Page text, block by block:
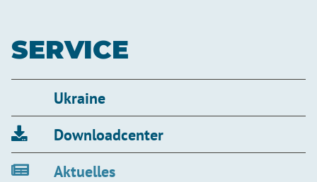
SERVICE
Ukraine
Downloadcenter
Aktuelles